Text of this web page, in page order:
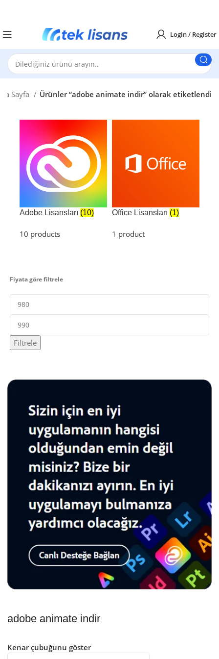
Login / Register
Sayfa Ürünler “adobe animate indir” olarak etiketlendi
Adobe Lisansları (10)
10 products
Office Lisansları (1)
1 product
Fiyata göre filtrele
Filtrele
adobe animate indir
Kenar çubuğunu göster